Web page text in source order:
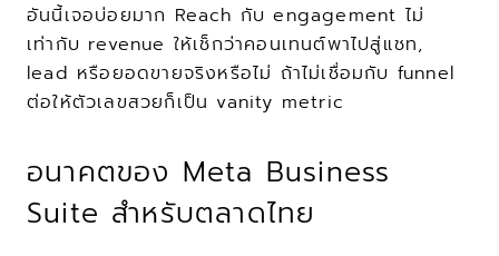
อันนี้เจอบ่อยมาก Reach กับ engagement ไม่
เท่ากับ revenue ให้เช็กว่าคอนเทนต์พาไปสู่แชท,
lead หรือยอดขายจริงหรือไม่ ถ้าไม่เชื่อมกับ funnel
ต่อให้ตัวเลขสวยก็เป็น vanity metric
อนาคตของ Meta Business
Suite สำหรับตลาดไทย